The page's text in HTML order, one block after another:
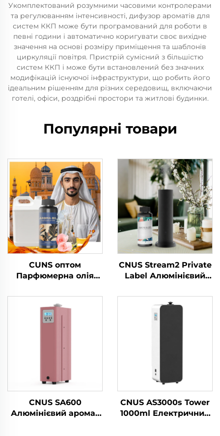
Укомплектований розумними часовими контролерами
та регулюванням інтенсивності, дифузор ароматів для
систем ККП може бути програмований для роботи в
певні години і автоматично коригувати своє вихідне
значення на основі розміру приміщення та шаблонів
циркуляції повітря. Пристрій сумісний з більшістю
систем ККП і може бути встановлений без значних
модифікацій існуючої інфраструктури, що робить його
ідеальним рішенням для різних середовищ, включаючи
готелі, офіси, роздрібні простори та житлові будинки.
Популярні товари
CUNS оптом
Парфюмерна олія
Французька
ароматика Дуже
довговічна
дифузерна машинна
CNUS Stream2 Private
Label Алюмінієвий
мл Флори ароматної
олії Холодний туман
Бездротовий
CNUS SA600
Алюмінієвий аромат
CNUS AS3000s Tower
1000ml Електричний